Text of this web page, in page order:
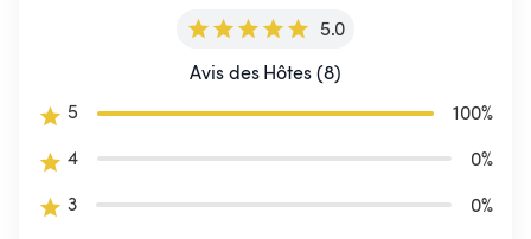
5.0
Avis des Hôtes (8)
5
100%
4
0%
3
0%